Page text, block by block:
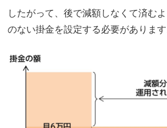
したがって、後で減額しなくて済む
のない掛金を設定する必要があります